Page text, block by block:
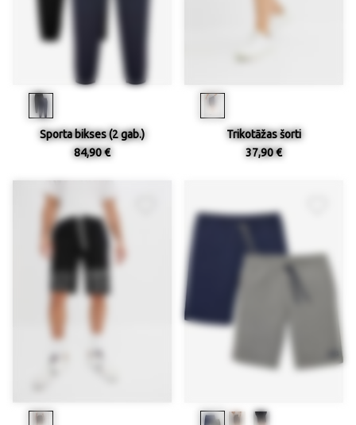
Sporta bikses (2 gab.)
84,90 €
Trikotāžas šorti
37,90 €